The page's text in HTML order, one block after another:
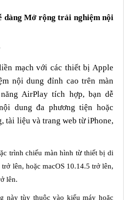
dàng Mở rộng trải nghiệm nội
mạch với các thiết bị Apple
nội dung đỉnh cao trên màn
AirPlay tích hợp, bạn dễ
dung đa phương tiện hoặc
tài liệu và trang web từ iPhone,
trình chiếu màn hình từ thiết bị di
lên, hoặc macOS 10.14.5 trở lên,
lên.
này tùy thuộc vào kiểu máy hoặc